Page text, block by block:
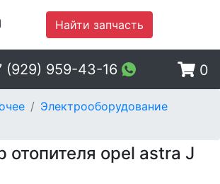
Найти запчасть
(929) 959-43-16 0
Электрооборудование
отопителя opel astra J